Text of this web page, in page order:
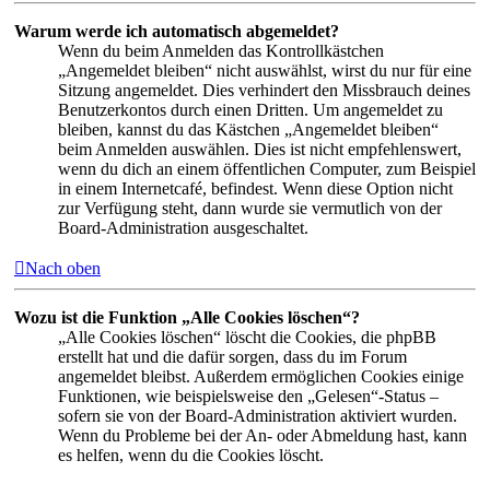
Warum werde ich automatisch abgemeldet?
Wenn du beim Anmelden das Kontrollkästchen
„Angemeldet bleiben“ nicht auswählst, wirst du nur für eine
Sitzung angemeldet. Dies verhindert den Missbrauch deines
Benutzerkontos durch einen Dritten. Um angemeldet zu
bleiben, kannst du das Kästchen „Angemeldet bleiben“
beim Anmelden auswählen. Dies ist nicht empfehlenswert,
wenn du dich an einem öffentlichen Computer, zum Beispiel
in einem Internetcafé, befindest. Wenn diese Option nicht
zur Verfügung steht, dann wurde sie vermutlich von der
Board-Administration ausgeschaltet.
Nach oben
Wozu ist die Funktion „Alle Cookies löschen“?
„Alle Cookies löschen“ löscht die Cookies, die phpBB
erstellt hat und die dafür sorgen, dass du im Forum
angemeldet bleibst. Außerdem ermöglichen Cookies einige
Funktionen, wie beispielsweise den „Gelesen“-Status –
sofern sie von der Board-Administration aktiviert wurden.
Wenn du Probleme bei der An- oder Abmeldung hast, kann
es helfen, wenn du die Cookies löscht.